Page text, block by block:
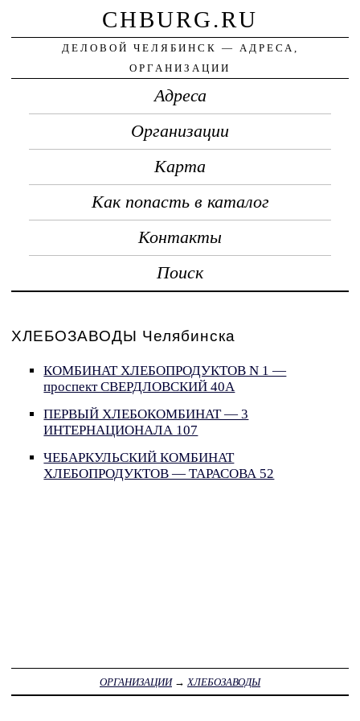
CHBURG.RU
ДЕЛОВОЙ ЧЕЛЯБИНСК — АДРЕСА,
ОРГАНИЗАЦИИ
Адреса
Организации
Карта
Как попасть в каталог
Контакты
Поиск
ХЛЕБОЗАВОДЫ Челябинска
КОМБИНАТ ХЛЕБОПРОДУКТОВ N 1 —
проспект СВЕРДЛОВСКИЙ 40А
ПЕРВЫЙ ХЛЕБОКОМБИНАТ — 3
ИНТЕРНАЦИОНАЛА 107
ЧЕБАРКУЛЬСКИЙ КОМБИНАТ
ХЛЕБОПРОДУКТОВ — ТАРАСОВА 52
ОРГАНИЗАЦИИ→ ХЛЕБОЗАВОДЫ